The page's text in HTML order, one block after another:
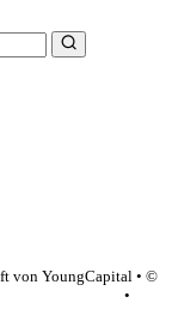
von YoungCapital • ©
•